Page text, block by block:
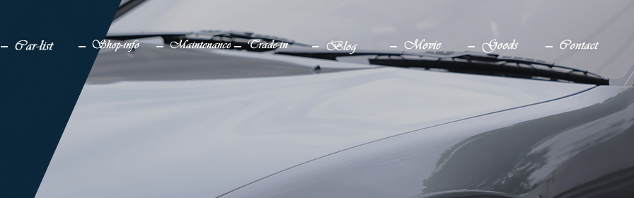
検索
店舗情報
メディア
アクセス ブログ YouTube お問い合わせ